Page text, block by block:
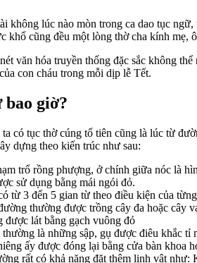
không lúc nào mòn trong ca dao tục
khổ cũng đều một lòng thờ cha kính mẹ,
văn hóa truyền thống đặc sắc không
con cháu trong mỗi dịp lễ Tết.
giờ?
có tục thờ cúng tổ tiên cũng là lúc từ
dựng theo kiến trúc như sau:
trổ rồng phượng, ở chính giữa nóc là
sử dụng bằng mái ngói đỏ.
từ 3 đến 5 gian từ theo điều kiện của
thường được trồng cây đa hoặc cây
được lát bằng gạch vuông đỏ
là những sập, gụ được điêu khắc tỉ
ấy được đóng lại bằng cửa bàn khoa
rất có khả năng đặt thêm linh vật